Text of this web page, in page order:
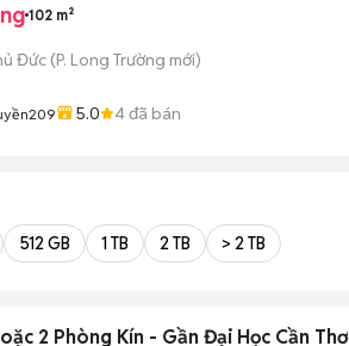
102 m²
Đức (P. Long Trường mới)
5.0 4đã bán
512 GB 1 TB 2 TB > 2 TB
2 Phòng Kín - Gần Đại Học Cần Thơ